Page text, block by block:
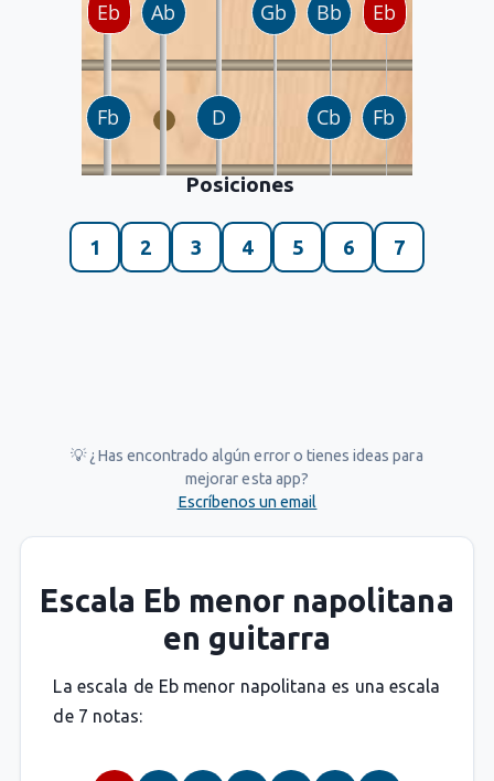
Posiciones
1 2 3 4 5 6 7
💡 ¿Has encontrado algún error o tienes ideas para
mejorar esta app?
Escríbenos un email
Escala Eb menor napolitana
en guitarra
La escala de Eb menor napolitana es una escala
de 7 notas: